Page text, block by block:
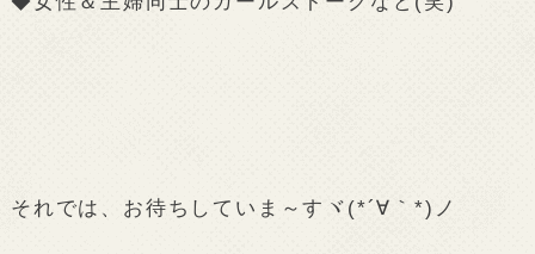
それでは、お待ちしていま～すヾ(*´∀｀*)ノ